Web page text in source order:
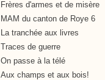
Frères d'armes et de misère
MAM du canton de Roye 6
La tranchée aux livres
Traces de guerre
On passe à la télé
Aux champs et aux bois!